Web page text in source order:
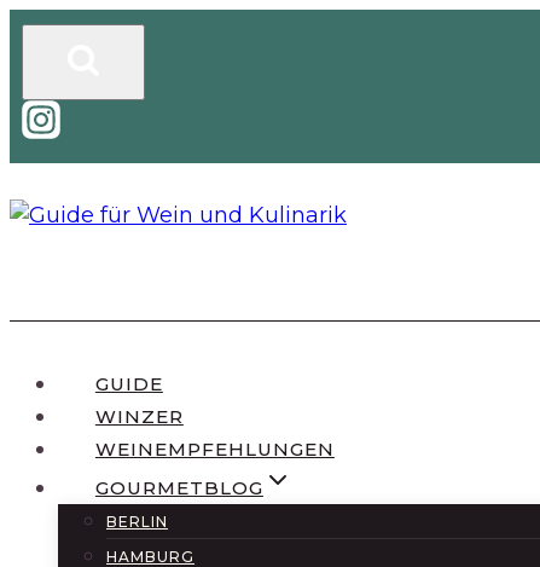
Zum
GUIDE
WINZER
WEINEMPFEHLUNGEN
GOURMETBLOG
BERLIN
HAMBURG